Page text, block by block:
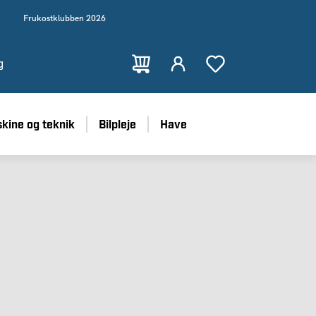
Frukostklubben 2026
og teknik Bilpleje Have